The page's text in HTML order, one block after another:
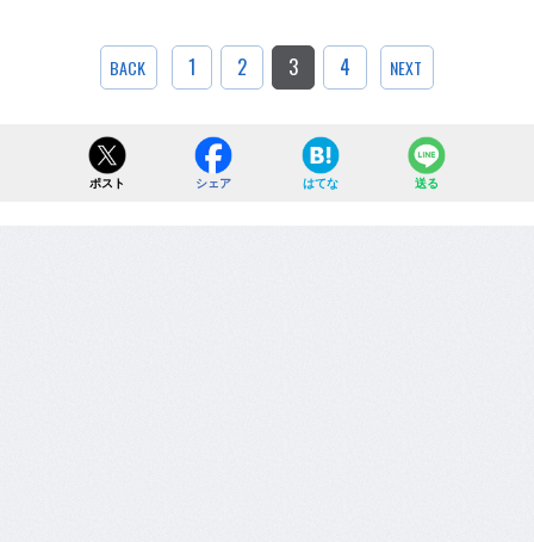
BACK 1 2 3 4 NEXT
ポスト シェア はてな 送る